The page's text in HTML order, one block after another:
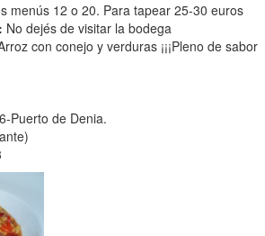
menús 12 o 20. Para tapear 25-30 euros
No dejés de visitar la bodega
con conejo y verduras ¡¡¡Pleno de sabor
Puerto de Denia.